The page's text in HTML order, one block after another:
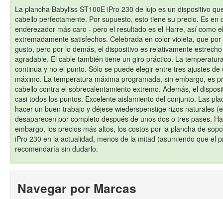
La plancha Babyliss ST100E iPro 230 de lujo es un dispositivo
cabello perfectamente. Por supuesto, esto tiene su precio. Es en
enderezador más caro - pero el resultado es el Harre, así como
extremadamente satisfechos. Celebrada en color violeta, que
gusto, pero por lo demás, el dispositivo es relativamente
agradable. El cable también tiene un giro práctico. La
continua y no el punto. Sólo se puede elegir entre tres ajustes de
máximo. La temperatura máxima programada, sin embargo, es
cabello contra el sobrecalentamiento extremo. Además, el
casi todos los puntos. Excelente aislamiento del conjunto. Las
hacer un buen trabajo y déjese wiederspenstige rizos naturales
desaparecen por completo después de unos dos o tres pases.
embargo, los precios más altos, los costos por la plancha de
iPro 230 en la actualidad, menos de la mitad (asumiendo que el
recomendaría sin dudarlo.
Navegar por Marcas